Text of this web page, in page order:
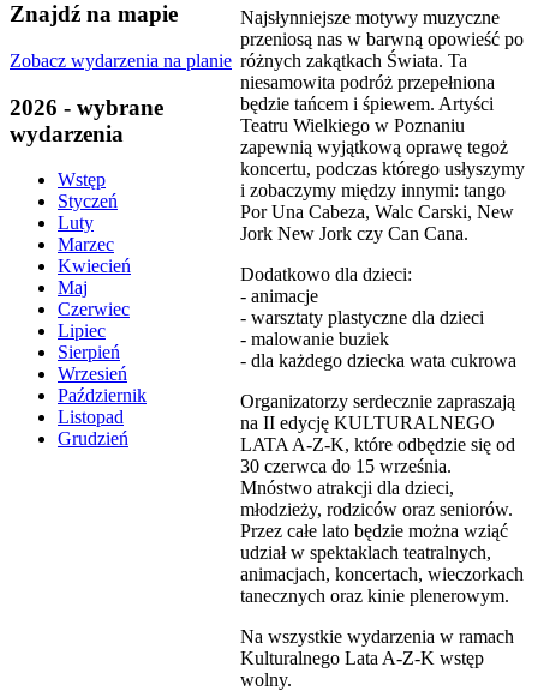
Znajdź na mapie
Zobacz wydarzenia na planie
2026 - wybrane
wydarzenia
Wstęp
Styczeń
Luty
Marzec
Kwiecień
Maj
Czerwiec
Lipiec
Sierpień
Wrzesień
Październik
Listopad
Grudzień
Najsłynniejsze motywy muzyczne
przeniosą nas w barwną opowieść po
różnych zakątkach Świata. Ta
niesamowita podróż przepełniona
będzie tańcem i śpiewem. Artyści
Teatru Wielkiego w Poznaniu
zapewnią wyjątkową oprawę tegoż
koncertu, podczas którego usłyszymy
i zobaczymy między innymi: tango
Por Una Cabeza, Walc Carski, New
Jork New Jork czy Can Cana.
Dodatkowo dla dzieci:
- animacje
- warsztaty plastyczne dla dzieci
- malowanie buziek
- dla każdego dziecka wata cukrowa
Organizatorzy serdecznie zapraszają
na II edycję KULTURALNEGO
LATA A-Z-K, które odbędzie się od
30 czerwca do 15 września.
Mnóstwo atrakcji dla dzieci,
młodzieży, rodziców oraz seniorów.
Przez całe lato będzie można wziąć
udział w spektaklach teatralnych,
animacjach, koncertach, wieczorkach
tanecznych oraz kinie plenerowym.
Na wszystkie wydarzenia w ramach
Kulturalnego Lata A-Z-K wstęp
wolny.